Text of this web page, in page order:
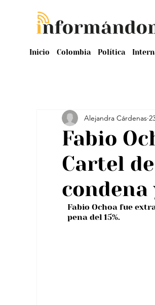
Inicio Colombia Política
Fabio
Cartel
Alejandra Cárdenas
Fabio Ochoa fue
pena del 15%.